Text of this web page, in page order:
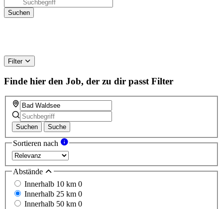
Filter
Finde hier den Job, der zu dir passt Filter
Suchen Suche
Sortieren nach
Abstände
Innerhalb 10 km 0
Innerhalb 25 km 0
Innerhalb 50 km 0